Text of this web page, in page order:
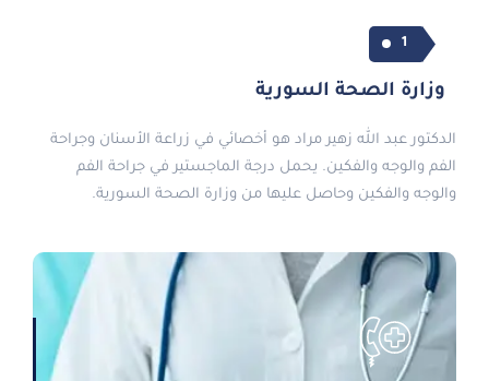
1
وزارة الصحة السورية
الدكتور عبد الله زهير مراد هو أخصائي في زراعة الأسنان وجراحة
الفم والوجه والفكين. يحمل درجة الماجستير في جراحة الفم
والوجه والفكين وحاصل عليها من وزارة الصحة السورية.